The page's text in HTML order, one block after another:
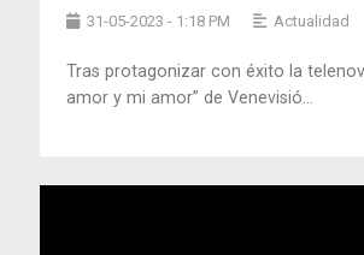
31-05-2023 - 1:18 PM Actualidad
Tras protagonizar con éxito la
amor y mi amor” de Venevisió...